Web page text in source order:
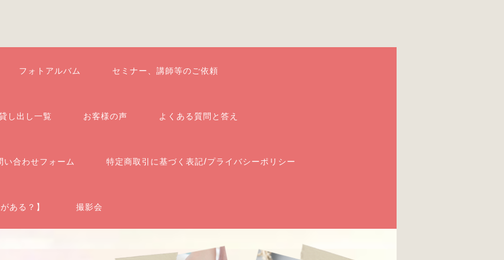
フォトアルバム セミナー、講師等のご依頼
し出し一覧 お客様の声 よくある質問と答え
い合わせフォーム 特定商取引に基づく表記/プライバシーポリシー
ある？】 撮影会